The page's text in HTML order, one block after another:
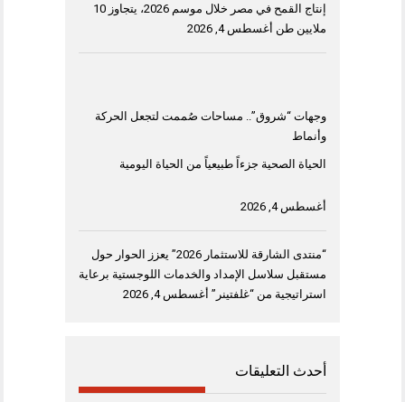
إنتاج القمح في مصر خلال موسم 2026، يتجاوز 10
ملايين طن أغسطس 4, 2026
وجهات “شروق”.. مساحات صُممت لتجعل الحركة
وأنماط
الحياة الصحية جزءاً طبيعياً من الحياة اليومية
أغسطس 4, 2026
“منتدى الشارقة للاستثمار 2026” يعزز الحوار حول
مستقبل سلاسل الإمداد والخدمات اللوجستية برعاية
استراتيجية من “غلفتينر” أغسطس 4, 2026
أحدث التعليقات